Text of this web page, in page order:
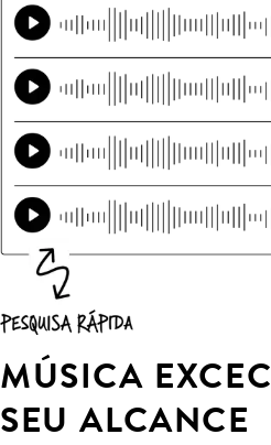
MÚSICA
SEU ALCANCE